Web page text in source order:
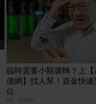
臨時需要小額週轉？上【
借網】找人幫！資金快速
位
PR（易借網）